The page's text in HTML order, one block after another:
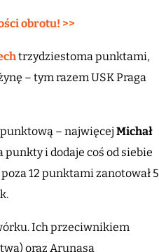
obrotu! >>
trzydziestoma punktami,
– tym razem USK Praga
– najwięcej Michał
punkty i dodaje coś od siebie
poza 12 punktami zanotował 5
Ich przeciwnikiem
oraz Arunasa